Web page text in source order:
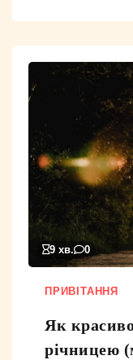
9 хв. 0
ПРИВІТАННЯ
Як
річницею